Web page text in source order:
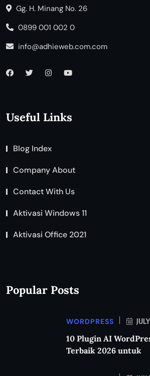
Gg. H. Minang No. 26
0899 001 002 0
info@adhieweb.com.com
Useful Links
Blog Index
Company About
Contact With Us
Aktivasi Windows 11
Aktivasi Office 2021
Popular Posts
WORDPRESS
10 Plugin AI
Terbaik 2026 untuk